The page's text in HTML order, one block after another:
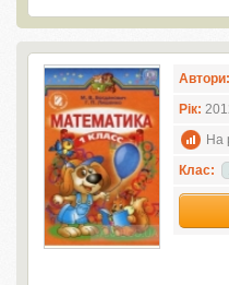
Автори:
Рік:
На
Клас: